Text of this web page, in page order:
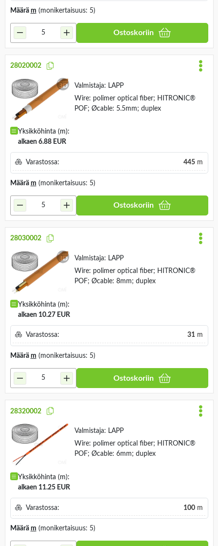
Määrä m (monikertaisuus: 5)
Ostoskoriin
28020002
Valmistaja: LAPP
Wire: polimer optical fiber; HITRONIC®
POF; Øcable: 5.5mm; duplex
Yksikköhinta (m):
alkaen 6.88 EUR
Varastossa: 445m
Määrä m (monikertaisuus: 5)
Ostoskoriin
28030002
Valmistaja: LAPP
Wire: polimer optical fiber; HITRONIC®
POF; Øcable: 8mm; duplex
Yksikköhinta (m):
alkaen 10.27 EUR
Varastossa: 31m
Määrä m (monikertaisuus: 5)
Ostoskoriin
28320002
Valmistaja: LAPP
Wire: polimer optical fiber; HITRONIC®
POF; Øcable: 6mm; duplex
Yksikköhinta (m):
alkaen 11.25 EUR
Varastossa: 100m
Määrä m (monikertaisuus: 5)